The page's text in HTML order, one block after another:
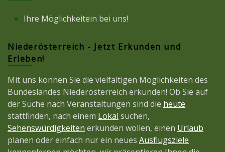
Ihre Möglichkeitein bei uns!
Niederösterreich - Jetzt Erkunden und
Erleben!
Mit uns können Sie die vielfältigen Möglichkeiten des
Bundeslandes Niederösterreich erkunden! Ob Sie auf
der Suche nach Veranstaltungen sind die heute
stattfinden, nach einem Lokal suchen,
Sehenswürdigkeiten erkunden wollen, einen Urlaub
planen oder einfach nur ein neues Ausflugsziele